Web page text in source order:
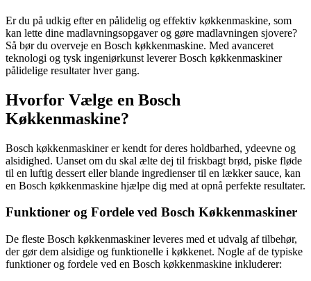
Er du på udkig efter en pålidelig og effektiv køkkenmaskine, som
kan lette dine madlavningsopgaver og gøre madlavningen sjovere?
Så bør du overveje en Bosch køkkenmaskine. Med avanceret
teknologi og tysk ingeniørkunst leverer Bosch køkkenmaskiner
pålidelige resultater hver gang.
Hvorfor Vælge en Bosch
Køkkenmaskine?
Bosch køkkenmaskiner er kendt for deres holdbarhed, ydeevne og
alsidighed. Uanset om du skal ælte dej til friskbagt brød, piske fløde
til en luftig dessert eller blande ingredienser til en lækker sauce, kan
en Bosch køkkenmaskine hjælpe dig med at opnå perfekte resultater.
Funktioner og Fordele ved Bosch Køkkenmaskiner
De fleste Bosch køkkenmaskiner leveres med et udvalg af tilbehør,
der gør dem alsidige og funktionelle i køkkenet. Nogle af de typiske
funktioner og fordele ved en Bosch køkkenmaskine inkluderer: